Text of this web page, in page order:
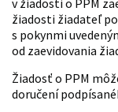
žiadosti žiadateľ
s pokynmi
od zaevidovania
Žiadosť o PPM
doručení